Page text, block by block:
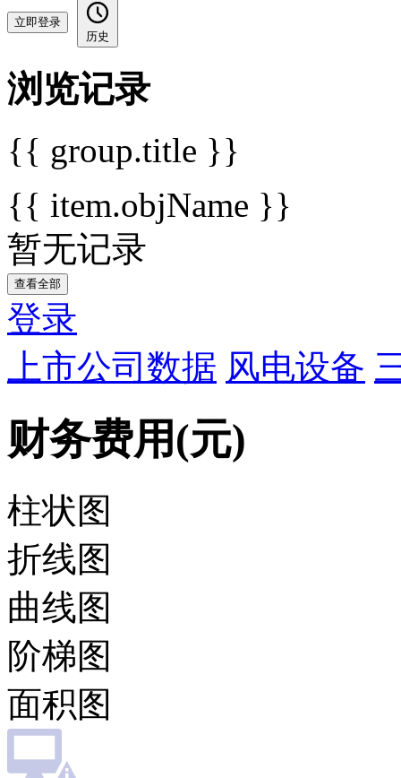
立即登录
历史
浏览记录
{{ group.title }}
{{ item.objName }}
暂无记录
查看全部
登录
上市公司数据 风电设备
财务费用(元)
柱状图
折线图
曲线图
阶梯图
面积图